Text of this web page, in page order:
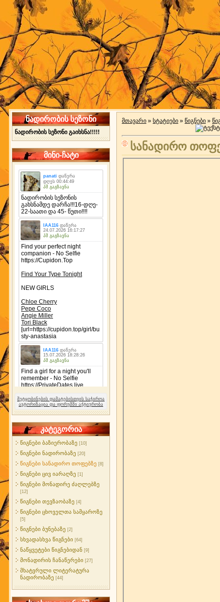
ნადირობის სეზონი
ნადირობის სეზონი გაიხსნა!!!!!
მინი-ჩატი
შეტყობინების დამატებისთვის საჭიროა
ავტორიზაცია და ფორუმში აქტიურობა
კატეგორია
წიგნები ბაზიერობაზე [10]
წიგნები ნადირობაზე [20]
წიგნები სანადირო თოფებზე [8]
წიგნები ცივ იარაღზე [1]
წიგნები მონადირე ძაღლებზე
[12]
წიგნები თევზაობაზე [4]
წიგნები ცხოველთა სამყაროზე
[5]
წიგნები ბუნებაზე [2]
სხვადასხვა წიგნები [64]
ნაწყვეტები წიგნებიდან [9]
მონადირის ჩანაწერები [27]
მხატვრული ლიტერატურა
ნადირობაზე [44]
მთავარი » სტატიები » წიგნები »
სანადირო